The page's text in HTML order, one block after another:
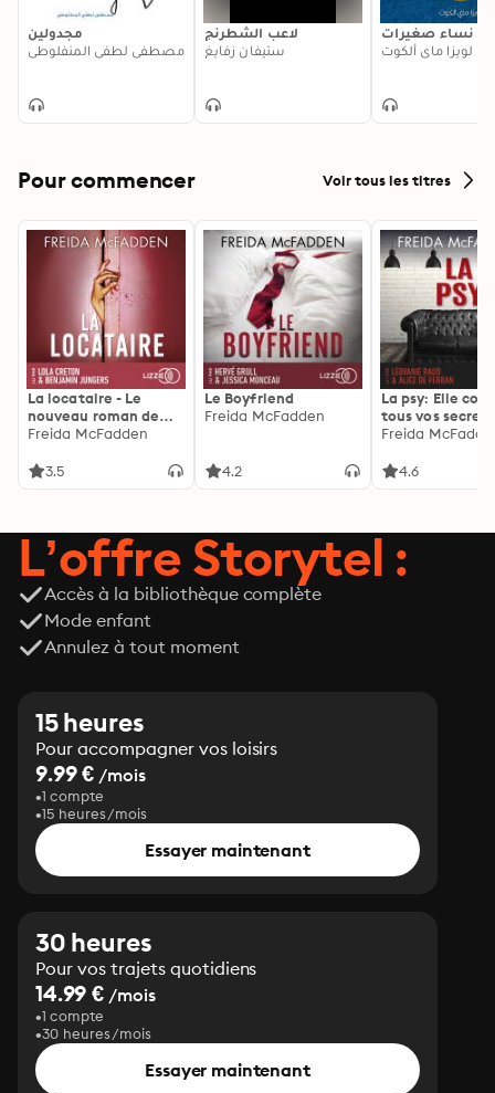
مجدولين
مصطفى لطفي المنفلوطي
لاعب الشطرنج
ستيفان زفايغ
نساء صغيرات
لويزا ماي ألكوت
Pour commencer Voir tous les titres
La locataire - Le
nouveau roman de
l'autrice de La femme
Freida McFadden
3.5
Le Boyfriend
Freida McFadden
4.2
La psy: Elle
tous vos
découvrez les
Freida
4.6
L’offre Storytel :
Accès à la bibliothèque complète
Mode enfant
Annulez à tout moment
15 heures
Pour accompagner vos loisirs
9.99 € /mois
1 compte
15 heures/mois
Essayer maintenant
30 heures
Pour vos trajets quotidiens
14.99 € /mois
1 compte
30 heures/mois
Essayer maintenant